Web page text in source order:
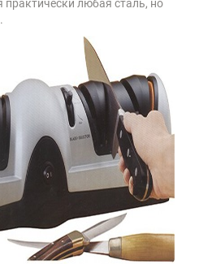
практически любая сталь, но